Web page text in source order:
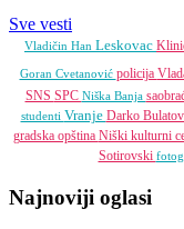
Sve vesti
Vladičin Han Leskovac
Goran Cvetanović policija
SNS SPC Niška Banja
studenti Vranje Darko
gradska opština Niški kulturni
Sotirovski
Najnoviji oglasi